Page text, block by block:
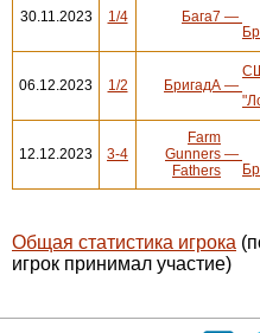
30.11.2023 1/4 Бага7 —
06.12.2023 1/2 БригадА —
12.12.2023 3-4
Farm
Gunners
Fathers
—
Общая статистика игрока
игрок принимал участие)